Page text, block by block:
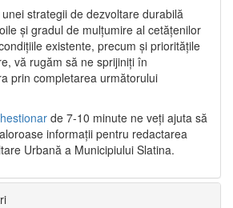
strategii de dezvoltare durabilă
și gradul de mulțumire al cetățenilor
existente, precum și prioritățile
vă rugăm să ne sprijiniți în
prin completarea următorului
de 7-10 minute ne veți ajuta să
informații pentru redactarea
Urbană a Municipiului Slatina.